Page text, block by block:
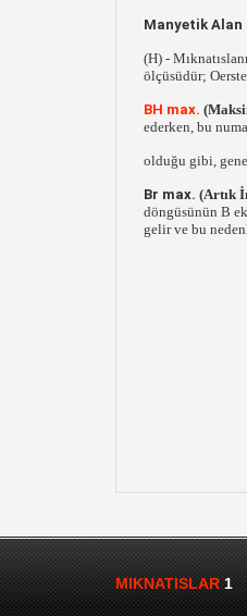
Manyetik Alan
(H) -
ölçüsüdür;
BH max.
ederken, bu
olduğu gibi,
Br max. (Artık
döngüsünün B
gelir ve bu
MIKNATISLAR1